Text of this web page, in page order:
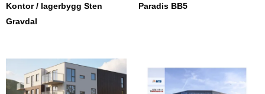
Kontor / lagerbygg Sten
Gravdal
Paradis BB5